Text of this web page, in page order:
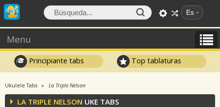
Es
Menu
Principiante tabs Top tablaturas
Ukulele Tabs La Triple Nelson
LA TRIPLE NELSON UKE TABS